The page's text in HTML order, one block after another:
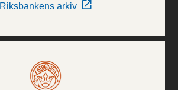
Riksbankens arkiv